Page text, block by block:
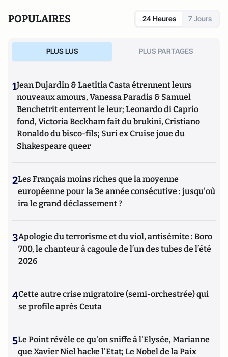
POPULAIRES 24 Heures 7 Jours
PLUS LUS PLUS PARTAGES
1Jean Dujardin & Laetitia Casta étrennent leurs
nouveaux amours, Vanessa Paradis & Samuel
Benchetrit enterrent le leur; Leonardo di Caprio
fond, Victoria Beckham fait du brukini, Cristiano
Ronaldo du bisco-fils; Suri ex Cruise joue du
Shakespeare queer
2Les Français moins riches que la moyenne
européenne pour la 3e année consécutive : jusqu'où
ira le grand déclassement ?
3Apologie du terrorisme et du viol, antisémite : Boro
700, le chanteur à cagoule de l’un des tubes de l’été
2026
4Cette autre crise migratoire (semi-orchestrée) qui
se profile après Ceuta
5Le Point révèle ce qu'on sniffe à l'Elysée, Marianne
que Xavier Niel hacke l'Etat; Le Nobel de la Paix